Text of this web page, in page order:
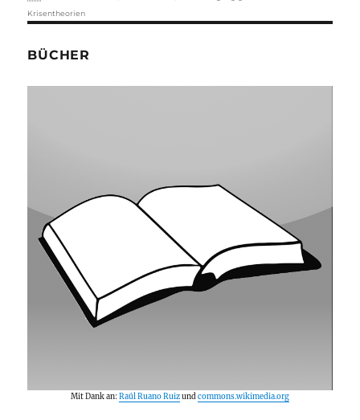
Krisentheorien
BÜCHER
Mit Dank an:Raúl Ruano Ruizundcommons.wikimedia.org